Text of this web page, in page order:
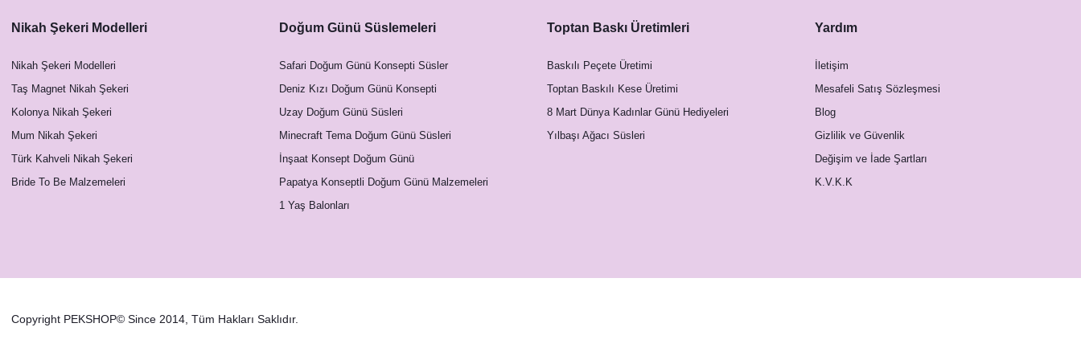
Solmuş Yaprak Konsept Şeffaf Pleksi Magnet
Nikah Şekeri Modelleri
Nikah Şekeri Modelleri
Taş Magnet Nikah Şekeri
Kolonya Nikah Şekeri
Mum Nikah Şekeri
Türk Kahveli Nikah Şekeri
Bride To Be Malzemeleri
Doğum Günü Süslemeleri
Safari Doğum Günü Konsepti Süsler
Deniz Kızı Doğum Günü Konsepti
Uzay Doğum Günü Süsleri
Minecraft Tema Doğum Günü Süsleri
İnşaat Konsept Doğum Günü
Papatya Konseptli Doğum Günü Malzemeleri
1 Yaş Balonları
Toptan Baskı Üretimleri
Baskılı Peçete Üretimi
Toptan Baskılı Kese Üretimi
8 Mart Dünya Kadınlar Günü Hediyeleri
Yılbaşı Ağacı Süsleri
Yardım
İletişim
Mesafeli Satış Sözleşmesi
Blog
Gizlilik ve Güvenlik
Değişim ve İade Şartları
K.V.K.K
Copyright PEKSHOP© Since 2014, Tüm Hakları Saklıdır.